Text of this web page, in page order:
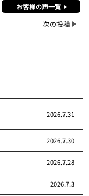
お客様の声一覧
次の投稿
2026.7.31
2026.7.30
2026.7.28
2026.7.3